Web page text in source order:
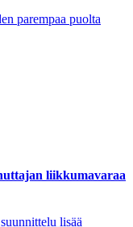
parempaa puolta
liikkumavaraa
lisää